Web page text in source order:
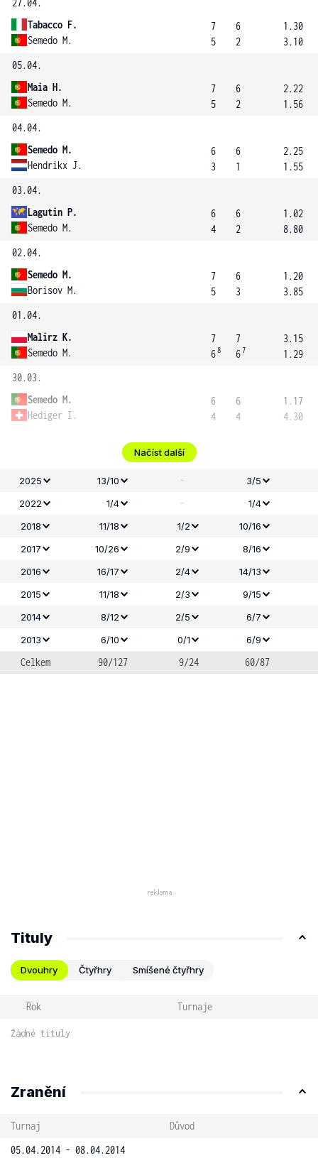
27.04.
Tabacco F.
Semedo M.
7
5
6
2
1.30
3.10
05.04.
Maia H.
Semedo M.
7
5
6
2
2.22
1.56
04.04.
Semedo M.
Hendrikx J.
6
3
6
1
2.25
1.55
03.04.
Lagutin P.
Semedo M.
6
4
6
2
1.02
8.80
02.04.
Semedo M.
Borisov M.
7
5
6
3
1.20
3.85
01.04.
Malirz K.
Semedo M.
7
68
7
67
3.15
1.29
30.03.
Semedo M.
Hediger I.
6
4
6
4
1.17
4.30
Načíst další
2025 13/10 -
3/5
2022
1/4 -
1/4
2018
11/18 1/2
10/16
2017
10/26 2/9
8/16
2016
16/17 2/4
14/13
2015
11/18 2/3
9/15
2014
8/12 2/5
6/7
2013
6/10 0/1 6/9
Celkem 90/127 9/24 60/87
Tituly
Dvouhry Čtyřhry Smíšené čtyřhry
Rok Turnaje
Žádné tituly
Zranění
Turnaj
Důvod
05.04.2014 - 08.04.2014